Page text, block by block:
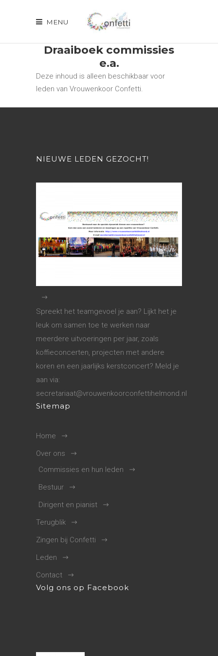
MENU
Draaiboek commissies
e.a.
Deze inhoud is alleen beschikbaar voor
leden van Vrouwenkoor Confetti.
NIEUWE LEDEN GEZOCHT!
Spreekt het teamgevoel je aan? Lijkt het je
leuk om samen toe te werken naar
meerdere uitvoeringen per jaar, zoals
koffieconcerten, projecten met andere
koren en een jaarlijks kerstconcert? Meld je
aan via:
secretariaat@vrouwenkoorconfettihelmond.nl
Sitemap
Home
Over ons
Commissies en hun leden
Bestuur
Dirigent en pianist
Terugblik
Zingen bij Confetti
Leden
Contact
Volg ons op Facebook